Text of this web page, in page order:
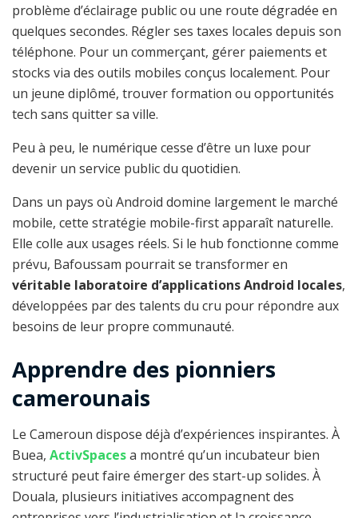
problème d’éclairage public ou une route dégradée en
quelques secondes. Régler ses taxes locales depuis son
téléphone. Pour un commerçant, gérer paiements et
stocks via des outils mobiles conçus localement. Pour
un jeune diplômé, trouver formation ou opportunités
tech sans quitter sa ville.
Peu à peu, le numérique cesse d’être un luxe pour
devenir un service public du quotidien.
Dans un pays où Android domine largement le marché
mobile, cette stratégie mobile-first apparaît naturelle.
Elle colle aux usages réels. Si le hub fonctionne comme
prévu, Bafoussam pourrait se transformer en
véritable laboratoire d’applications Android locales,
développées par des talents du cru pour répondre aux
besoins de leur propre communauté.
Apprendre des pionniers
camerounais
Le Cameroun dispose déjà d’expériences inspirantes. À
Buea, ActivSpacesa montré qu’un incubateur bien
structuré peut faire émerger des start-up solides. À
Douala, plusieurs initiatives accompagnent des